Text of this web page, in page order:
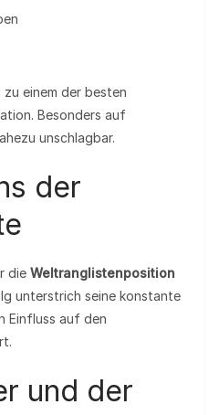
einem der besten
Besonders auf
unschlagbar.
der
die Weltranglistenposition
unterstrich seine konstante
Einfluss auf den
und der